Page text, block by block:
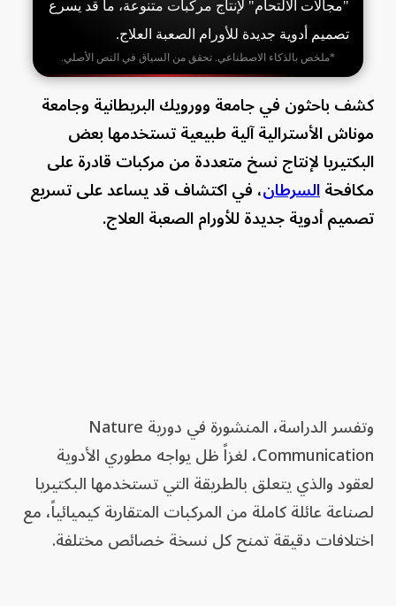
"مجالات الالتحام" لإنتاج مركبات متنوعة، ما قد يسرع
تصميم أدوية جديدة للأورام الصعبة العلاج.
*ملخص بالذكاء الاصطناعي. تحقق من السياق في النص الأصلي.
كشف باحثون في جامعة وورويك البريطانية وجامعة
موناش الأسترالية آلية طبيعية تستخدمها بعض
البكتيريا لإنتاج نسخ متعددة من مركبات قادرة على
مكافحةالسرطان، في اكتشاف قد يساعد على تسريع
تصميم أدوية جديدة للأورام الصعبة العلاج.
وتفسر الدراسة، المنشورة في دورية Nature
Communication، لغزاً ظل يواجه مطوري الأدوية
لعقود والذي يتعلق بالطريقة التي تستخدمها البكتيريا
لصناعة عائلة كاملة من المركبات المتقاربة كيميائياً، مع
اختلافات دقيقة تمنح كل نسخة خصائص مختلفة.